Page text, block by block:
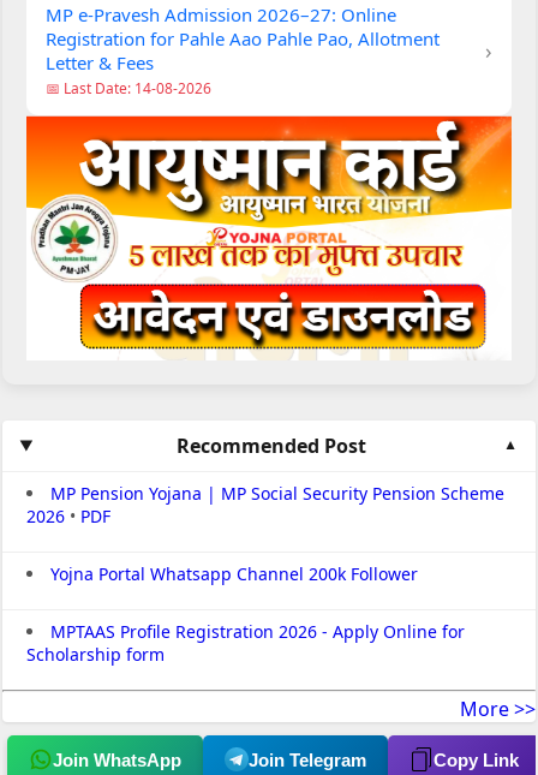
MP e-Pravesh Admission 2026–27: Online
Registration for Pahle Aao Pahle Pao, Allotment
Letter & Fees
📅 Last Date: 14-08-2026
›
Recommended Post
MP Pension Yojana | MP Social Security Pension Scheme
2026• PDF
Yojna Portal Whatsapp Channel 200k Follower
MPTAAS Profile Registration 2026 - Apply Online for
Scholarship form
More >>
Join WhatsApp Join Telegram Copy Link